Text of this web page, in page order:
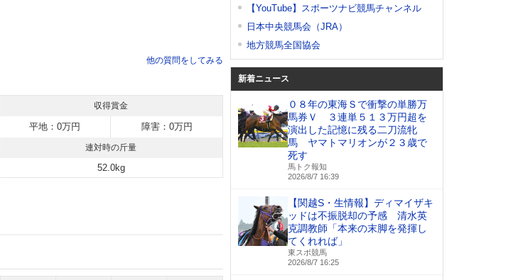
他の質問をしてみる
収得賞金
平地：0万円 障害：0万円
連対時の斤量
52.0kg
【YouTube】スポーツナビ競馬チャンネル
日本中央競馬会（JRA）
地方競馬全国協会
新着ニュース
０８年の東海Ｓで衝撃の単勝万
馬券Ｖ ３連単５１３万円超を
演出した記憶に残る二刀流牝
馬 ヤマトマリオンが２３歳で
死す
馬トク報知
2026/8/7 16:39
【関越S・生情報】ディマイザキ
ッドは不振脱却の予感 清水英
克調教師「本来の末脚を発揮し
てくれれば」
東スポ競馬
2026/8/7 16:25